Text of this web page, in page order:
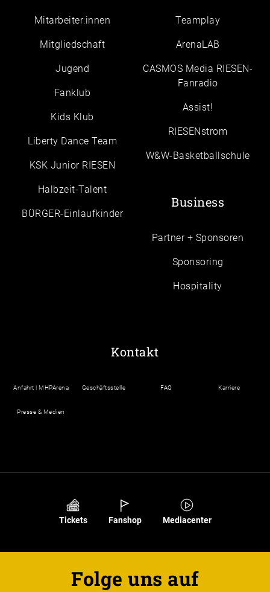
Mitarbeiter:innen
Mitgliedschaft
Jugend
Fanklub
Kids Klub
Liberty Dance Team
KSK Junior RIESEN
Halbzeit-Talent
BÜRGER-Einlaufkinder
Teamplay
ArenaLAB
CASMOS Media RIESEN-
Fanradio
Assist!
RIESENstrom
W&W-Basketballschule
Business
Partner + Sponsoren
Sponsoring
Hospitality
Kontakt
Anfahrt | MHPArena Geschäftsstelle FAQ Karriere
Presse & Medien
Tickets Fanshop Mediacenter
Folge uns auf